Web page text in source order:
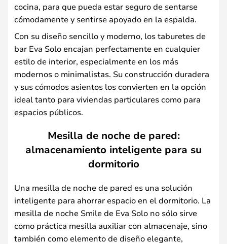
cocina, para que pueda estar seguro de sentarse
cómodamente y sentirse apoyado en la espalda.
Con su diseño sencillo y moderno, los taburetes de
bar Eva Solo encajan perfectamente en cualquier
estilo de interior, especialmente en los más
modernos o minimalistas. Su construcción duradera
y sus cómodos asientos los convierten en la opción
ideal tanto para viviendas particulares como para
espacios públicos.
Mesilla de noche de pared:
almacenamiento inteligente para su
dormitorio
Una mesilla de noche de pared es una solución
inteligente para ahorrar espacio en el dormitorio. La
mesilla de noche Smile de Eva Solo no sólo sirve
como práctica mesilla auxiliar con almacenaje, sino
también como elemento de diseño elegante,